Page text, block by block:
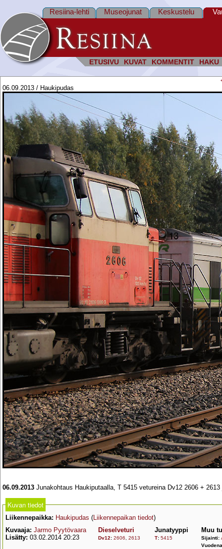
ETUSIVU KUVAT KOMMENTIT HAKU
Resiina-lehti Museojunat Keskustelu
06.09.2013 / Haukipudas
06.09.2013 Junakohtaus Haukiputaalla, T 5415 vetureina Dv12 2606 +
Kuvan tiedot
Liikennepaikka: Haukipudas (Liikennepaikan tiedot)
Kuvaaja: Jarmo Pyytövaara
Lisätty: 03.02.2014 20:23
Dieselveturi
Dv12: 2606 2613
Junatyyppi
T: 5415
Muu
Sijainti: